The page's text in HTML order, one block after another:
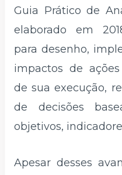
Guia Prático de
elaborado em
para desenho,
impactos de
de sua execução,
de decisões
objetivos,
Apesar desses